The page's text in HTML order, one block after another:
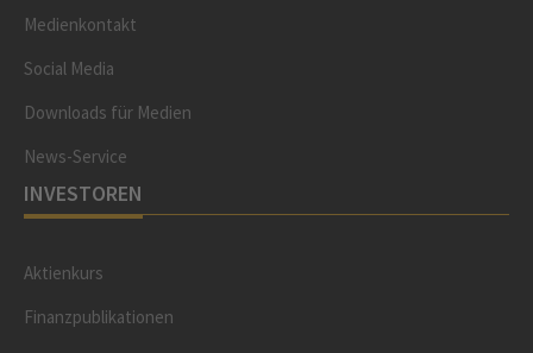
Medienkontakt
Social Media
Downloads für Medien
News-Service
INVESTOREN
Aktienkurs
Finanzpublikationen